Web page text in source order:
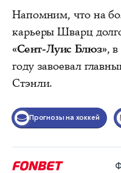
Напомним, что на
карьеры Шварц
«Сент-Луис Блюз», в
году завоевал
Стэнли.
Прогнозы на хоккей